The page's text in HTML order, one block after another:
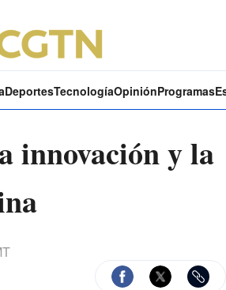
DeportesTecnologíaOpiniónProgramas
innovación y la